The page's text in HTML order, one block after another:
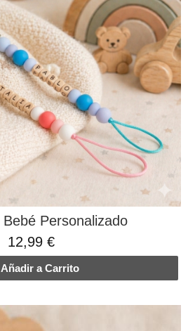
Personalizado
12,99 €
Añadir a Carrito